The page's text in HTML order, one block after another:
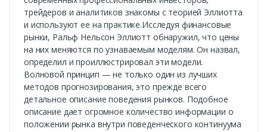
трейдеров и аналитиков знакомы с теорией Эллиотта
и используют ее на практике.Исследуя финансовые
рынки, Ральф Нельсон Эллиотт обнаружил, что цены
на них меняются по узнаваемым моделям. Он назвал,
определил и проиллюстрировал эти модели.
Волновой принцип — не только один из лучших
методов прогнозирования, это прежде всего
детальное описание поведения рынков. Подобное
описание дает огромное количество информации о
положении рынка внутри поведенческого континуума